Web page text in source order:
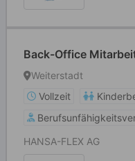
Back-Office
Weiterstadt
Vollzeit
HANSA-FLEX AG